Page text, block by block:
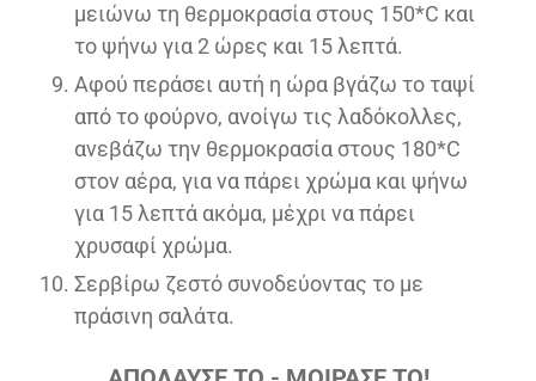
μειώνω τη θερμοκρασία στους 150*C και
το ψήνω για 2 ώρες και 15 λεπτά.
Αφού περάσει αυτή η ώρα βγάζω το ταψί
από το φούρνο, ανοίγω τις λαδόκολλες,
ανεβάζω την θερμοκρασία στους 180*C
στον αέρα, για να πάρει χρώμα και ψήνω
για 15 λεπτά ακόμα, μέχρι να πάρει
χρυσαφί χρώμα.
Σερβίρω ζεστό συνοδεύοντας το με
πράσινη σαλάτα.